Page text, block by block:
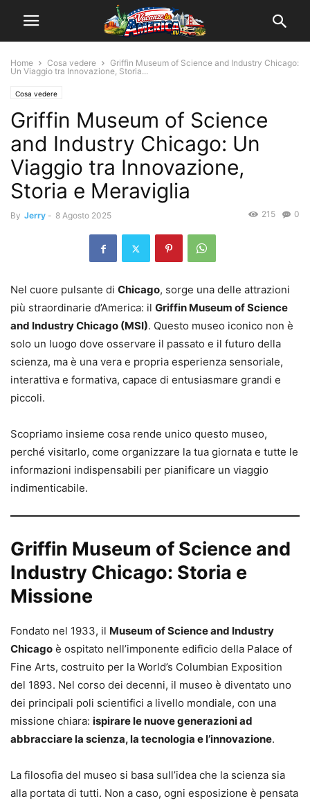
Home Cosa vedere
Griffin Museum of Science and Industry Chicago:
Un Viaggio tra Innovazione, Storia...
Cosa vedere
Griffin Museum of Science
and Industry Chicago: Un
Viaggio tra Innovazione,
Storia e Meraviglia
By Jerry - 8 Agosto 2025 0
215
Nel cuore pulsante di Chicago, sorge una delle attrazioni
più straordinarie d’America: il Griffin Museum of Science
and Industry Chicago (MSI). Questo museo iconico non è
solo un luogo dove osservare il passato e il futuro della
scienza, ma è una vera e propria esperienza sensoriale,
interattiva e formativa, capace di entusiasmare grandi e
piccoli.
Scopriamo insieme cosa rende unico questo museo,
perché visitarlo, come organizzare la tua giornata e tutte le
informazioni indispensabili per pianificare un viaggio
indimenticabile.
Griffin Museum of Science and
Industry Chicago: Storia e
Missione
Fondato nel 1933, il Museum of Science and Industry
Chicago è ospitato nell’imponente edificio della Palace of
Fine Arts, costruito per la World’s Columbian Exposition
del 1893. Nel corso dei decenni, il museo è diventato uno
dei principali poli scientifici a livello mondiale, con una
missione chiara: ispirare le nuove generazioni ad
abbracciare la scienza, la tecnologia e l’innovazione.
La filosofia del museo si basa sull’idea che la scienza sia
alla portata di tutti. Non a caso, ogni esposizione è pensata